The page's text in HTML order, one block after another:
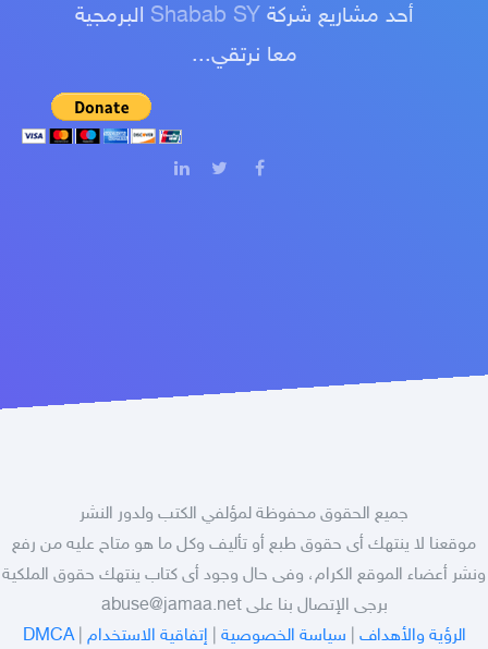
أحد مشاريع شركة Shabab SY البرمجية
معا نرتقي...
جميع الحقوق محفوظة لمؤلفي الكتب ولدور النشر
موقعنا لا ينتهك أى حقوق طبع أو تأليف وكل ما هو متاح عليه من رفع
ونشر أعضاء الموقع الكرام، وفى حال وجود أى كتاب ينتهك حقوق الملكية
برجى الإتصال بنا علىabuse@jamaa.net
الرؤية والأهداف
سياسة الخصوصية إتفاقية الاستخدام |
DMCA